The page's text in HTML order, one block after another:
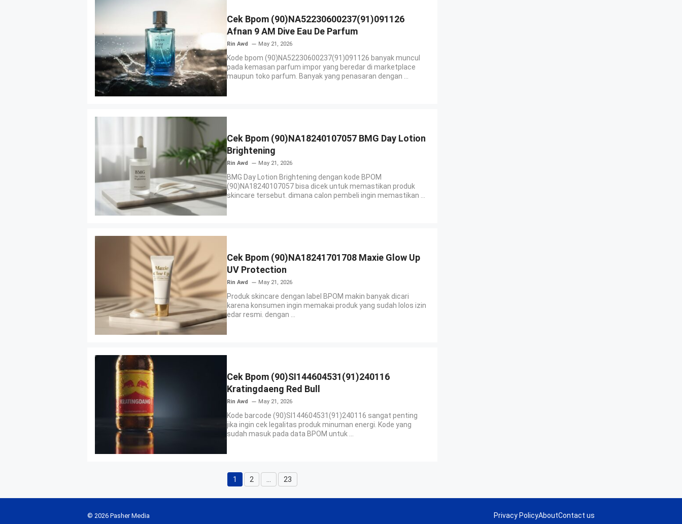
Cek Bpom (90)NA52230600237(91)091126
Afnan 9 AM Dive Eau De Parfum
Rin Awd May 21, 2026
Kode bpom (90)NA52230600237(91)091126 banyak muncul
pada kemasan parfum impor yang beredar di marketplace
maupun toko parfum. Banyak yang penasaran dengan ...
Cek Bpom (90)NA18240107057 BMG Day Lotion
Brightening
Rin Awd May 21, 2026
BMG Day Lotion Brightening dengan kode BPOM
(90)NA18240107057 bisa dicek untuk memastikan produk
skincare tersebut. dimana calon pembeli ingin memastikan ...
Cek Bpom (90)NA18241701708 Maxie Glow Up
UV Protection
Rin Awd May 21, 2026
Produk skincare dengan label BPOM makin banyak dicari
karena konsumen ingin memakai produk yang sudah lolos izin
edar resmi. dengan ...
Cek Bpom (90)SI144604531(91)240116
Kratingdaeng Red Bull
Rin Awd May 21, 2026
Kode barcode (90)SI144604531(91)240116 sangat penting
jika ingin cek legalitas produk minuman energi. Kode yang
sudah masuk pada data BPOM untuk ...
Page
1 Page
2 Page
23
© 2026 Pasher Media Privacy PolicyAboutContact us